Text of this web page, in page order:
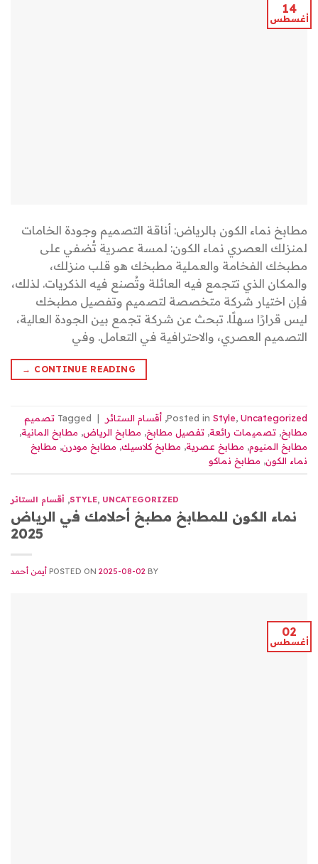
14
أغسطس
مطابخ نماء الكون بالرياض: أناقة التصميم وجودة الخامات
لمنزلك العصري نماء الكون: لمسة عصرية تُضفي على
مطبخك الفخامة والعملية مطبخك هو قلب منزلك،
والمكان الذي تتجمع فيه العائلة وتُصنع فيه الذكريات. لذلك،
فإن اختيار شركة متخصصة لتصميم وتفصيل مطبخك
ليس قرارًا سهلًا. تبحث عن شركة تجمع بين الجودة العالية،
التصميم العصري، والاحترافية في التعامل. وفي
CONTINUE READING
→
Posted in Style, Uncategorized
, أقسام الستائر |
Tagged تصميم
مطابخ, تصميمات رائعة, تفصيل مطابخ, مطابخ الرياض, مطابخ المانية,
مطابخ المنيوم, مطابخ عصرية, مطابخ كلاسيك, مطابخ مودرن, مطابخ
نماء الكون, مطابخ نماكو
STYLE, UNCATEGORIZED
, أقسام الستائر
نماء الكون للمطابخ مطبخ أحلامك في الرياض
2025
POSTED ON 2025-08-02 BY أيمن أحمد
02
أغسطس